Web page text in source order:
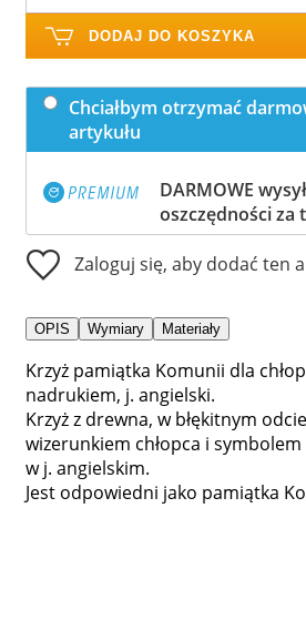
DODAJ DO KOSZYKA
Chciałbym otrzymać
artykułu
DARMOWE
oszczędności za
Zaloguj się, aby dodać ten
OPIS Wymiary Materiały
Krzyż pamiątka Komunii dla
nadrukiem, j. angielski.
Krzyż z drewna, w błękitnym
wizerunkiem chłopca i
w j. angielskim.
Jest odpowiedni jako pamiątka